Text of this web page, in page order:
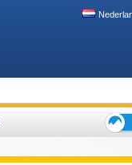
voor